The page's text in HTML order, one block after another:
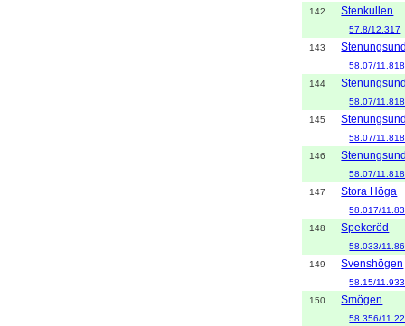
142
Stenkullen
57.8/12.317
143
58.07/11.818
144
58.07/11.818
145
58.07/11.818
146
58.07/11.818
147
Stora Höga
58.017/
148
Spekeröd
58.033/
149
Svenshögen
58.15/11.933
150
Smögen
58.356/